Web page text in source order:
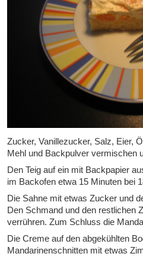
Zucker, Vanillezucker, Salz, Eier,
Mehl und Backpulver vermischen
Den Teig auf ein mit Backpapier
im Backofen etwa 15 Minuten bei
Die Sahne mit etwas Zucker und
Den Schmand und den restlichen
verrühren. Zum Schluss die
Die Creme auf den abgekühlten
Mandarinenschnitten mit etwas